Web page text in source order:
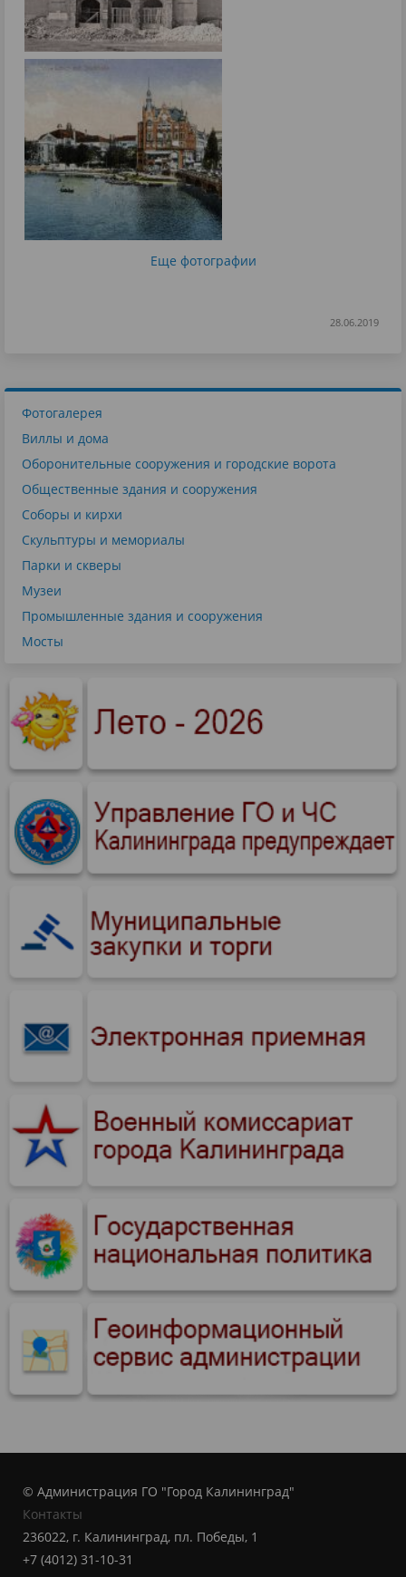
Еще фотографии
28.06.2019
Фотогалерея
Виллы и дома
Оборонительные сооружения и городские ворота
Общественные здания и сооружения
Соборы и кирхи
Скульптуры и мемориалы
Парки и скверы
Музеи
Промышленные здания и сооружения
Мосты
© Администрация ГО "Город Калининград"
Контакты
236022, г. Калининград, пл. Победы, 1
+7 (4012) 31-10-31